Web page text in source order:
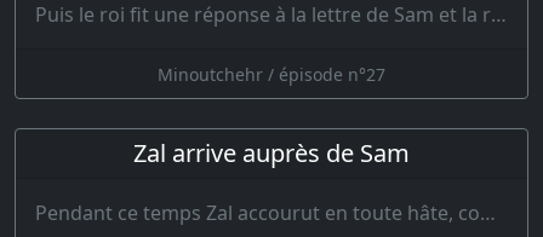
Puis le roi fit une réponse à la lettre de Sam et la rédigea dans les termes …
Minoutchehr / épisode n°27
Zal arrive auprès de Sam
Pendant ce temps Zal accourut en toute hâte, comme un oiseau ailé, comme un vaisseau sur l’eau…